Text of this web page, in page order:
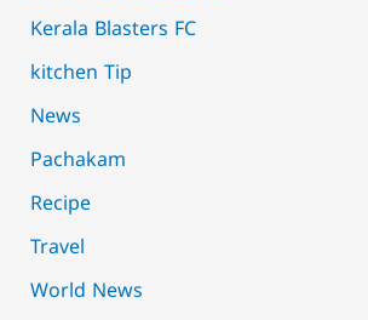
Kerala Blasters FC
kitchen Tip
News
Pachakam
Recipe
Travel
World News